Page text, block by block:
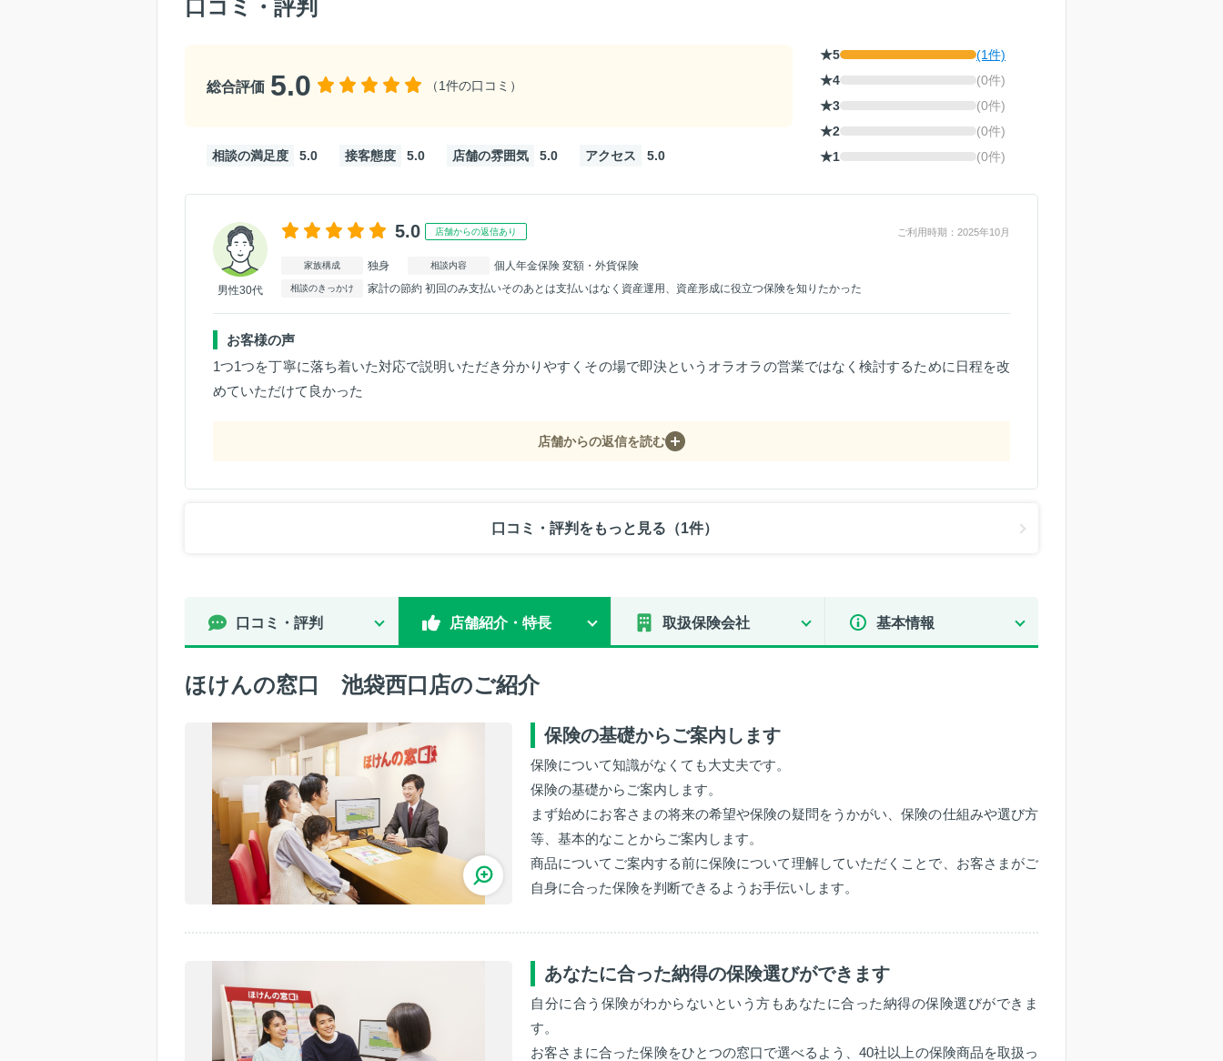
口コミ・評判
総合評価 5.0 （1件の口コミ）
相談の満足度 5.0 接客態度 5.0 店舗の雰囲気 5.0 アクセス 5.0
★5
(1件)
★4
(0件)
★3
(0件)
★2
(0件)
★1
(0件)
男性30代
5.0 店舗からの返信あり ご利用時期：2025年10月
家族構成 独身 相談内容 個人年金保険 変額・外貨保険
相談のきっかけ 家計の節約 初回のみ支払いそのあとは支払いはなく資産運用、資産形成に役立つ保険を知りたかった
お客様の声
1つ1つを丁寧に落ち着いた対応で説明いただき分かりやすくその場で即決というオラオラの営業ではなく検討するために日程を改
めていただけて良かった
店舗からの返信を読む
口コミ・評判をもっと見る（1件）
口コミ・評判 店舗紹介・特長 取扱保険会社 基本情報
ほけんの窓口 池袋西口店のご紹介
保険の基礎からご案内します
保険について知識がなくても大丈夫です。
保険の基礎からご案内します。
まず始めにお客さまの将来の希望や保険の疑問をうかがい、保険の仕組みや選び方
等、基本的なことからご案内します。
商品についてご案内する前に保険について理解していただくことで、お客さまがご
自身に合った保険を判断できるようお手伝いします。
あなたに合った納得の保険選びができます
自分に合う保険がわからないという方もあなたに合った納得の保険選びができま
す。
お客さまに合った保険をひとつの窓口で選べるよう、40社以上の保険商品を取扱っ